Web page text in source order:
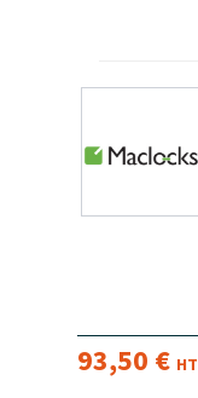
93,50 € HT